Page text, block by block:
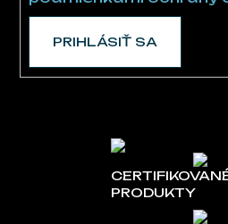
PRIHLÁSIŤ SA
PRODUKTY